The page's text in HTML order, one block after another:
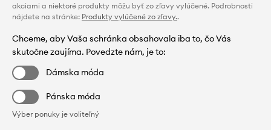
akciami a niektoré produkty môžu byť zo zľavy vylúčené. Podrobnosti
nájdete na stránke: Produkty vylúčené zo zľavy..
Chceme, aby Vaša schránka obsahovala iba to, čo Vás
skutočne zaujíma. Povedzte nám, je to:
Dámska móda
Pánska móda
Výber ponuky je voliteľný